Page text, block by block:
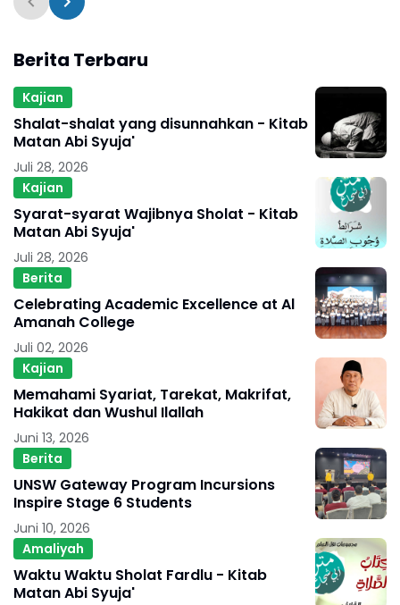
Berita Terbaru
Kajian
Shalat-shalat yang disunnahkan - Kitab
Matan Abi Syuja'
Juli 28, 2026
Kajian
Syarat-syarat Wajibnya Sholat - Kitab
Matan Abi Syuja'
Juli 28, 2026
Berita
Celebrating Academic Excellence at Al
Amanah College
Juli 02, 2026
Kajian
Memahami Syariat, Tarekat, Makrifat,
Hakikat dan Wushul Ilallah
Juni 13, 2026
Berita
UNSW Gateway Program Incursions
Inspire Stage 6 Students
Juni 10, 2026
Amaliyah
Waktu Waktu Sholat Fardlu - Kitab
Matan Abi Syuja'